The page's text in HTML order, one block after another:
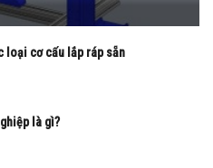
loại cơ cấu lắp ráp sẵn
là gì?